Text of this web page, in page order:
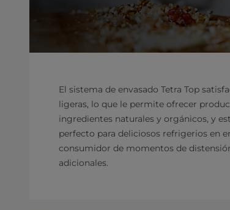
El sistema de envasado Tetra Top
ligeras, lo que le permite ofrecer
ingredientes naturales y orgánicos, y
perfecto para deliciosos refrigerios en
consumidor de momentos de
adicionales.